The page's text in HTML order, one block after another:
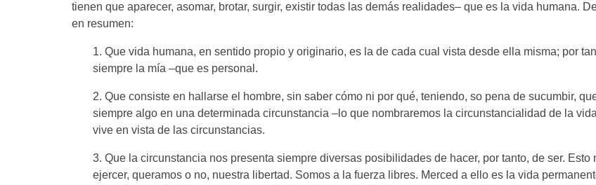
tienen que aparecer, asomar, brotar, surgir, existir todas las demás realidades– que es la vida humana.
en resumen:
1. Que vida humana, en sentido propio y originario, es la de cada cual vista desde ella misma; por
siempre la mía –que es personal.
2. Que consiste en hallarse el hombre, sin saber cómo ni por qué, teniendo, so pena de sucumbir,
siempre algo en una determinada circunstancia –lo que nombraremos la circunstancialidad de la
vive en vista de las circunstancias.
3. Que la circunstancia nos presenta siempre diversas posibilidades de hacer, por tanto, de ser. Esto
ejercer, queramos o no, nuestra libertad. Somos a la fuerza libres. Merced a ello es la vida